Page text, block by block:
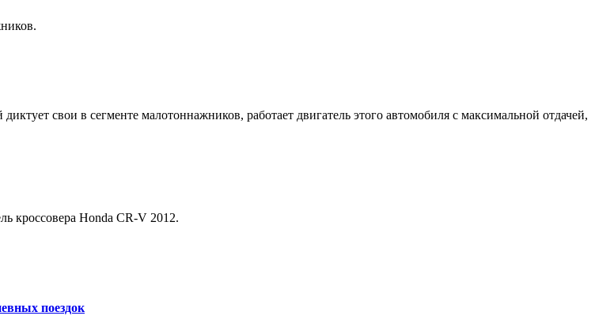
свои в сегменте малотоннажников, работает двигатель этого автомобиля с максимальной отдачей,
кроссовера Honda CR-V 2012.
поездок